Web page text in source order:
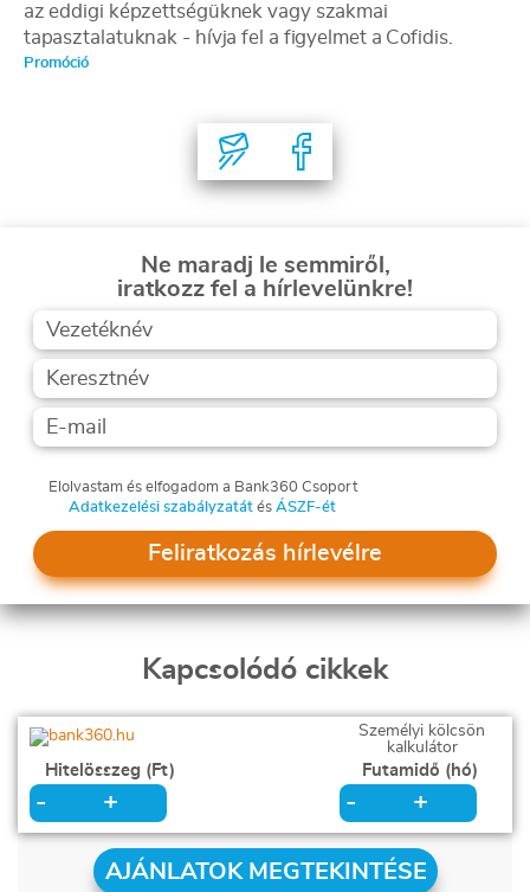
az eddigi képzettségüknek vagy szakmai
tapasztalatuknak - hívja fel a figyelmet a Cofidis.
Promóció
Ne maradj le semmiről,
iratkozz fel a hírlevelünkre!
Elolvastam és elfogadom a Bank360 Csoport
Adatkezelési szabályzatátés ÁSZF-ét
Feliratkozás hírlevélre
Kapcsolódó cikkek
Személyi kölcsön
kalkulátor
Hitelösszeg (Ft)
- +
Futamidő (hó)
- +
AJÁNLATOK MEGTEKINTÉSE